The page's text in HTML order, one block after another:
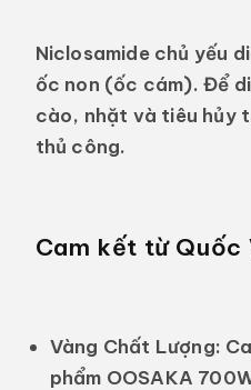
Niclosamide chủ yếu
ốc non (ốc cám). Để
cào, nhặt và tiêu hủy
thủ công.
Cam kết từ Quốc
Vàng Chất Lượng:
phẩm OOSAKA